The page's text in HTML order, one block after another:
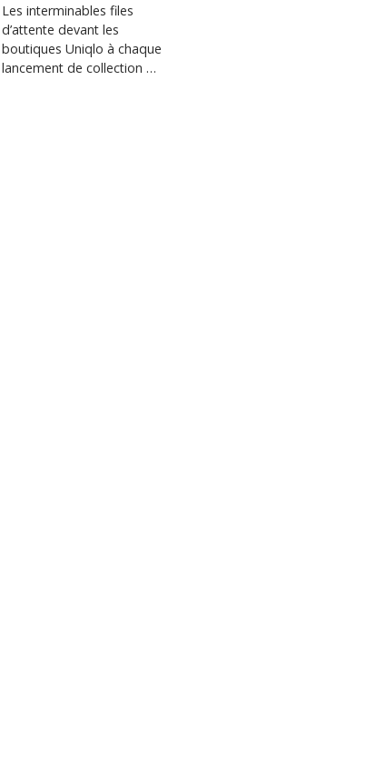
Les interminables files
d’attente devant les
boutiques Uniqlo à chaque
lancement de collection …